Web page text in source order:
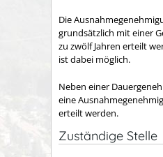
Die
grundsätzlich mit einer
zu zwölf Jahren erteilt
ist dabei möglich.
Neben einer
eine
erteilt werden.
Zuständige Stelle